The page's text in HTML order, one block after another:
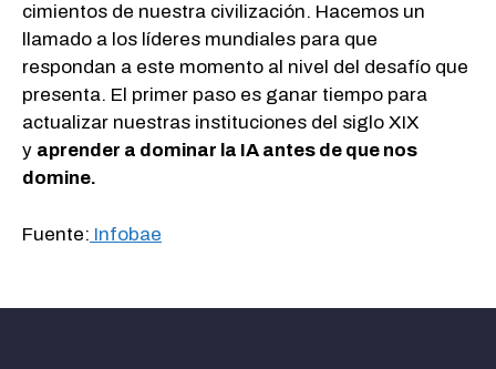
cimientos de nuestra civilización. Hacemos un
llamado a los líderes mundiales para que
respondan a este momento al nivel del desafío que
presenta. El primer paso es ganar tiempo para
actualizar nuestras instituciones del siglo XIX
y aprender a dominar la IA antes de que nos
domine.
Fuente: Infobae